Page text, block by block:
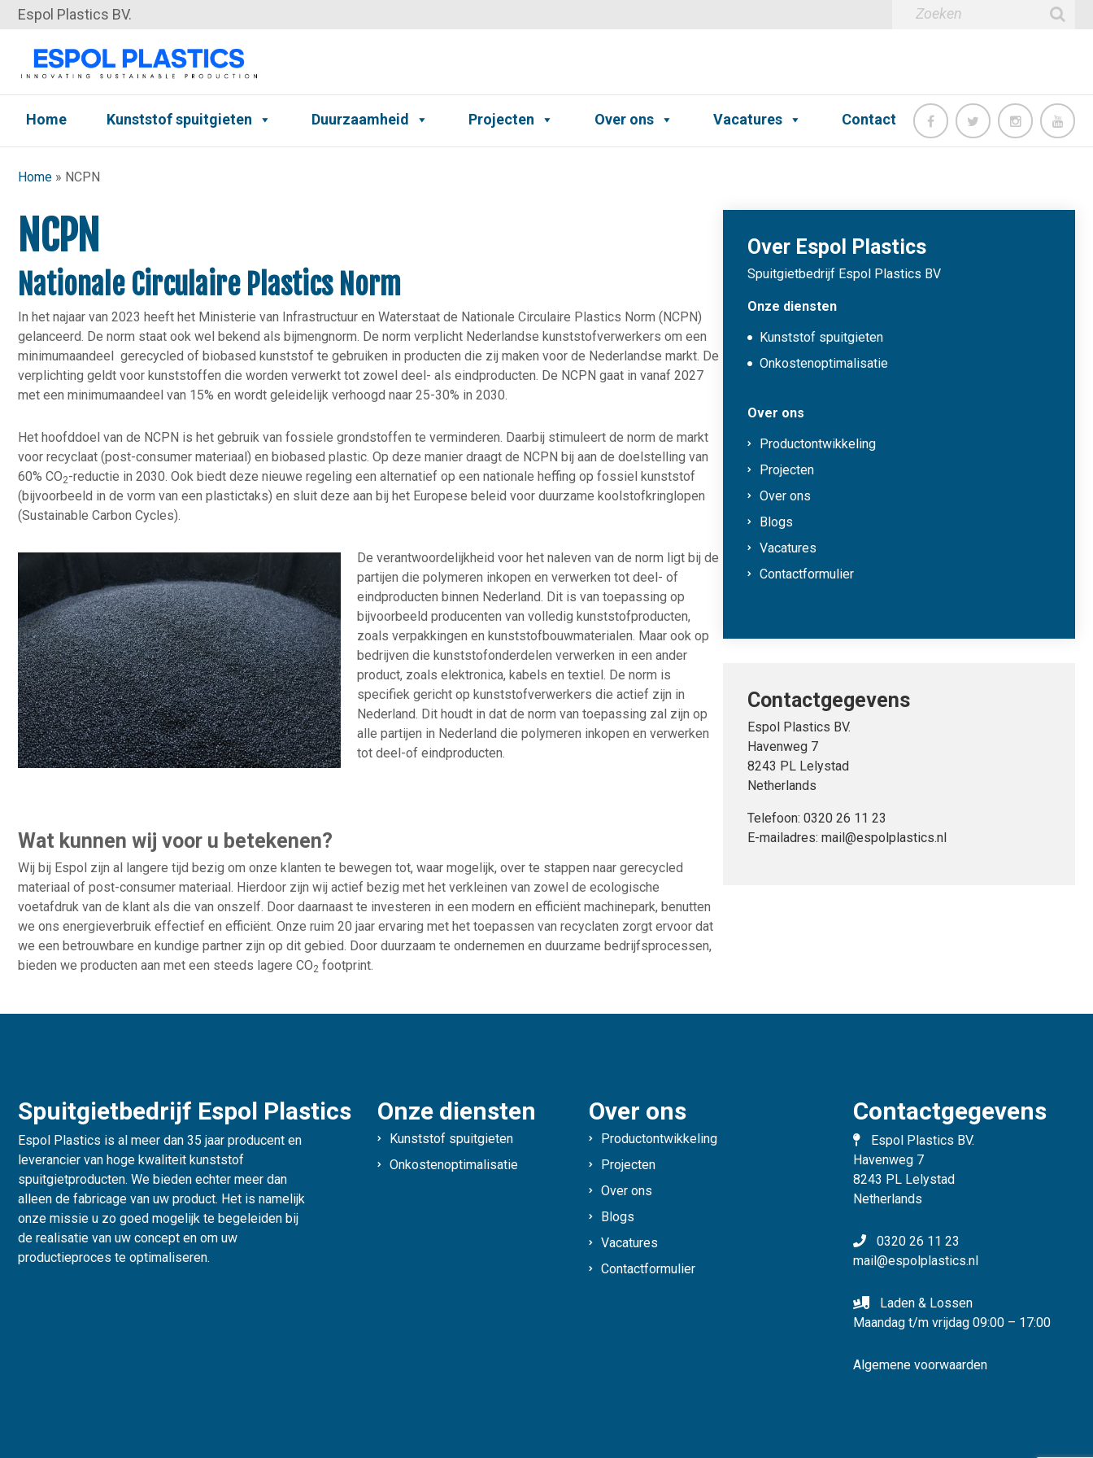
Espol Plastics BV.
Home Kunststof spuitgieten Duurzaamheid Projecten Over ons Vacatures Contact
Home » NCPN
NCPN
Nationale Circulaire Plastics Norm
In het najaar van 2023 heeft het Ministerie van Infrastructuur en Waterstaat de Nationale Circulaire Plastics Norm (NCPN)
gelanceerd. De norm staat ook wel bekend als bijmengnorm. De norm verplicht Nederlandse kunststofverwerkers om een
minimumaandeel gerecycled of biobased kunststof te gebruiken in producten die zij maken voor de Nederlandse markt. De
verplichting geldt voor kunststoffen die worden verwerkt tot zowel deel- als eindproducten. De NCPN gaat in vanaf 2027
met een minimumaandeel van 15% en wordt geleidelijk verhoogd naar 25-30% in 2030.
Het hoofddoel van de NCPN is het gebruik van fossiele grondstoffen te verminderen. Daarbij stimuleert de norm de markt
voor recyclaat (post-consumer materiaal) en biobased plastic. Op deze manier draagt de NCPN bij aan de doelstelling van
60% CO2-reductie in 2030. Ook biedt deze nieuwe regeling een alternatief op een nationale heffing op fossiel kunststof
(bijvoorbeeld in de vorm van een plastictaks) en sluit deze aan bij het Europese beleid voor duurzame koolstofkringlopen
(Sustainable Carbon Cycles).
De verantwoordelijkheid voor het naleven van de norm ligt bij de
partijen die polymeren inkopen en verwerken tot deel- of
eindproducten binnen Nederland. Dit is van toepassing op
bijvoorbeeld producenten van volledig kunststofproducten,
zoals verpakkingen en kunststofbouwmaterialen. Maar ook op
bedrijven die kunststofonderdelen verwerken in een ander
product, zoals elektronica, kabels en textiel. De norm is
specifiek gericht op kunststofverwerkers die actief zijn in
Nederland. Dit houdt in dat de norm van toepassing zal zijn op
alle partijen in Nederland die polymeren inkopen en verwerken
tot deel-of eindproducten.
Wat kunnen wij voor u betekenen?
Wij bij Espol zijn al langere tijd bezig om onze klanten te bewegen tot, waar mogelijk, over te stappen naar gerecycled
materiaal of post-consumer materiaal. Hierdoor zijn wij actief bezig met het verkleinen van zowel de ecologische
voetafdruk van de klant als die van onszelf. Door daarnaast te investeren in een modern en efficiënt machinepark, benutten
we ons energieverbruik effectief en efficiënt. Onze ruim 20 jaar ervaring met het toepassen van recyclaten zorgt ervoor dat
we een betrouwbare en kundige partner zijn op dit gebied. Door duurzaam te ondernemen en duurzame bedrijfsprocessen,
bieden we producten aan met een steeds lagere CO2 footprint.
Over Espol Plastics
Spuitgietbedrijf Espol Plastics BV
Onze diensten
Kunststof spuitgieten
Onkostenoptimalisatie
Over ons
Productontwikkeling
Projecten
Over ons
Blogs
Vacatures
Contactformulier
Contactgegevens
Espol Plastics BV.
Havenweg 7
8243 PL Lelystad
Netherlands
Telefoon: 0320 26 11 23
E-mailadres: mail@espolplastics.nl
Spuitgietbedrijf Espol Plastics
Espol Plastics is al meer dan 35 jaar producent en
leverancier van hoge kwaliteit kunststof
spuitgietproducten. We bieden echter meer dan
alleen de fabricage van uw product. Het is namelijk
onze missie u zo goed mogelijk te begeleiden bij
de realisatie van uw concept en om uw
productieproces te optimaliseren.
Onze diensten
Kunststof spuitgieten
Onkostenoptimalisatie
Over ons
Productontwikkeling
Projecten
Over ons
Blogs
Vacatures
Contactformulier
Contactgegevens
Espol Plastics BV.
Havenweg 7
8243 PL Lelystad
Netherlands
0320 26 11 23
mail@espolplastics.nl
Laden & Lossen
Maandag t/m vrijdag 09:00 – 17:00
Algemene voorwaarden